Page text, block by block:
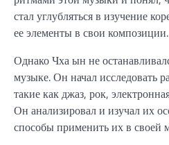
стал углубляться в изучение
ее элементы в свои композиции.
Однако Чха ын не
музыке. Он начал исследовать
такие как джаз, рок,
Он анализировал и изучал их
способы применить их в своей